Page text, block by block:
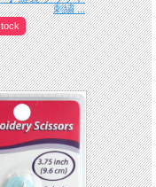
刺繍 ...